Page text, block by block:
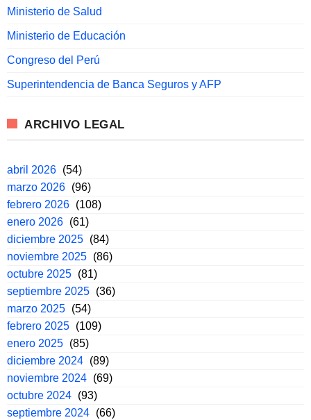
Ministerio de Salud
Ministerio de Educación
Congreso del Perú
Superintendencia de Banca Seguros y AFP
ARCHIVO LEGAL
abril 2026 (54)
marzo 2026 (96)
febrero 2026 (108)
enero 2026 (61)
diciembre 2025 (84)
noviembre 2025 (86)
octubre 2025 (81)
septiembre 2025 (36)
marzo 2025 (54)
febrero 2025 (109)
enero 2025 (85)
diciembre 2024 (89)
noviembre 2024 (69)
octubre 2024 (93)
septiembre 2024 (66)